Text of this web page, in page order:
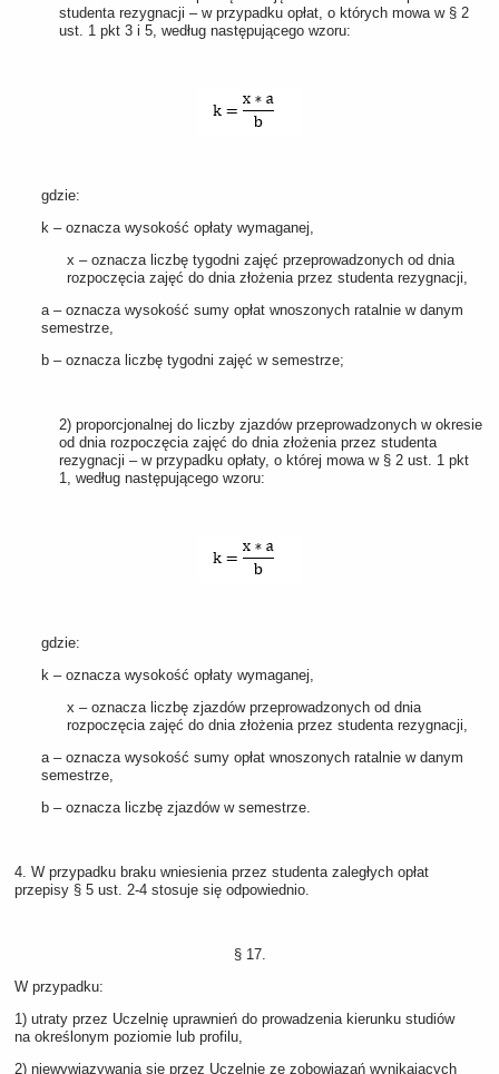
studenta rezygnacji – w przypadku opłat, o których mowa w § 2
ust. 1 pkt 3 i 5, według następującego wzoru:
gdzie:
k – oznacza wysokość opłaty wymaganej,
x – oznacza liczbę tygodni zajęć przeprowadzonych od dnia
rozpoczęcia zajęć do dnia złożenia przez studenta rezygnacji,
a – oznacza wysokość sumy opłat wnoszonych ratalnie w danym
semestrze,
b – oznacza liczbę tygodni zajęć w semestrze;
2) proporcjonalnej do liczby zjazdów przeprowadzonych w okresie
od dnia rozpoczęcia zajęć do dnia złożenia przez studenta
rezygnacji – w przypadku opłaty, o której mowa w § 2 ust. 1 pkt
1, według następującego wzoru:
gdzie:
k – oznacza wysokość opłaty wymaganej,
x – oznacza liczbę zjazdów przeprowadzonych od dnia
rozpoczęcia zajęć do dnia złożenia przez studenta rezygnacji,
a – oznacza wysokość sumy opłat wnoszonych ratalnie w danym
semestrze,
b – oznacza liczbę zjazdów w semestrze.
4. W przypadku braku wniesienia przez studenta zaległych opłat
przepisy § 5 ust. 2-4 stosuje się odpowiednio.
§ 17.
W przypadku:
1) utraty przez Uczelnię uprawnień do prowadzenia kierunku studiów
na określonym poziomie lub profilu,
2) niewywiązywania się przez Uczelnię ze zobowiązań wynikających